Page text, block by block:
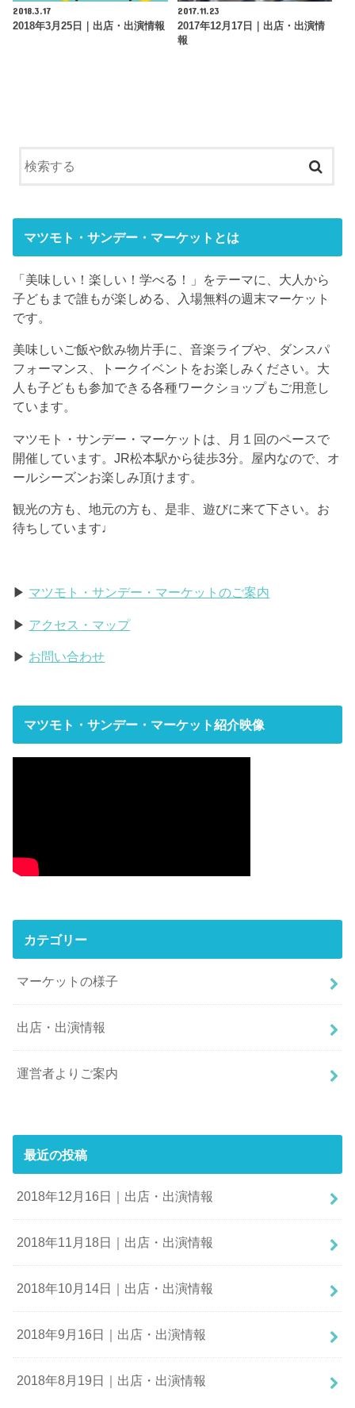
2018.3.17
2018年3月25日｜出店・出演情報
2017.11.23
2017年12月17日｜出店・出演情
報
マツモト・サンデー・マーケットとは
「美味しい！楽しい！学べる！」をテーマに、大人から
子どもまで誰もが楽しめる、入場無料の週末マーケット
です。
美味しいご飯や飲み物片手に、音楽ライブや、ダンスパ
フォーマンス、トークイベントをお楽しみください。大
人も子どもも参加できる各種ワークショップもご用意し
ています。
マツモト・サンデー・マーケットは、月１回のペースで
開催しています。JR松本駅から徒歩3分。屋内なので、オ
ールシーズンお楽しみ頂けます。
観光の方も、地元の方も、是非、遊びに来て下さい。お
待ちしています♩
▶ マツモト・サンデー・マーケットのご案内
▶ アクセス・マップ
▶ お問い合わせ
マツモト・サンデー・マーケット紹介映像
カテゴリー
マーケットの様子
出店・出演情報
運営者よりご案内
最近の投稿
2018年12月16日｜出店・出演情報
2018年11月18日｜出店・出演情報
2018年10月14日｜出店・出演情報
2018年9月16日｜出店・出演情報
2018年8月19日｜出店・出演情報